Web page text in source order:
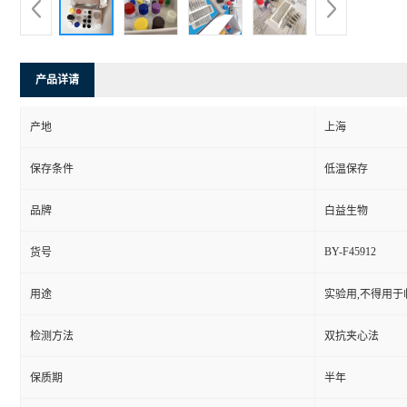
产品详请
产地 上海
保存条件 低温保存
品牌 白益生物
货号 BY-F45912
用途 实验用,不得用于
检测方法 双抗夹心法
保质期 半年